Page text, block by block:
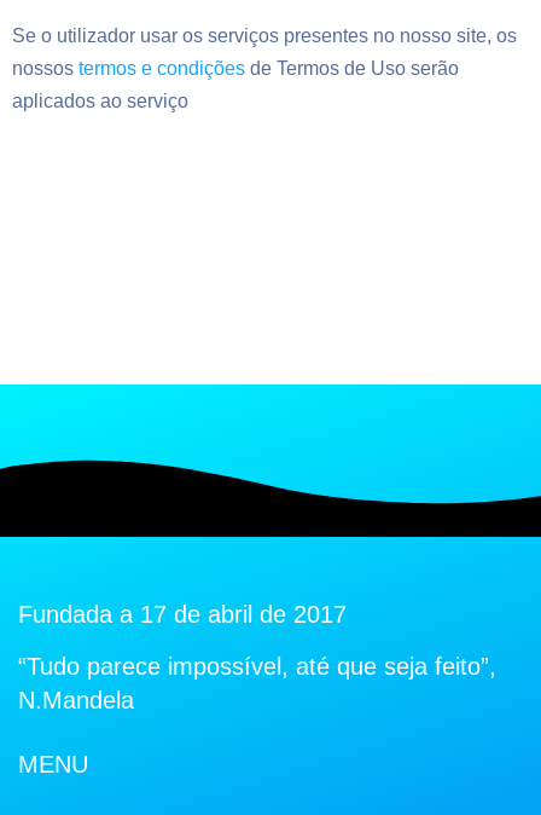
Se o utilizador usar os serviços presentes no nosso site, os
nossos termos e condições de Termos de Uso serão
aplicados ao serviço
Fundada a 17 de abril de 2017
“Tudo parece impossível, até que seja feito”,
N.Mandela
MENU